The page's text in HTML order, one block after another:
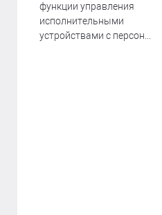
функции управления
исполнительными
устройствами с персон...